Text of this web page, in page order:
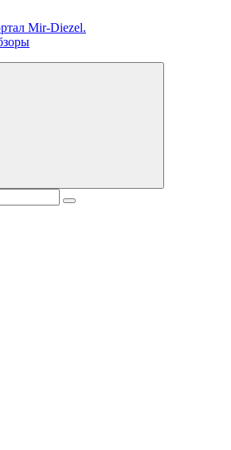
Обзор новинок популярных